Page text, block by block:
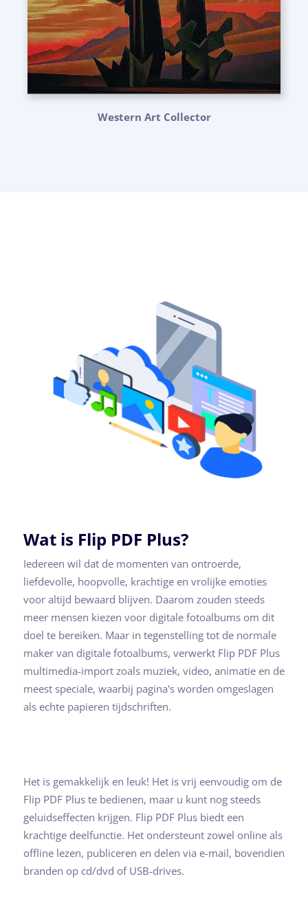
Western Art Collector
Wat is Flip PDF Plus?
Iedereen wil dat de momenten van ontroerde,
liefdevolle, hoopvolle, krachtige en vrolijke emoties
voor altijd bewaard blijven. Daarom zouden steeds
meer mensen kiezen voor digitale fotoalbums om dit
doel te bereiken. Maar in tegenstelling tot de normale
maker van digitale fotoalbums, verwerkt Flip PDF Plus
multimedia-import zoals muziek, video, animatie en de
meest speciale, waarbij pagina's worden omgeslagen
als echte papieren tijdschriften.
Het is gemakkelijk en leuk! Het is vrij eenvoudig om de
Flip PDF Plus te bedienen, maar u kunt nog steeds
geluidseffecten krijgen. Flip PDF Plus biedt een
krachtige deelfunctie. Het ondersteunt zowel online als
offline lezen, publiceren en delen via e-mail, bovendien
branden op cd/dvd of USB-drives.